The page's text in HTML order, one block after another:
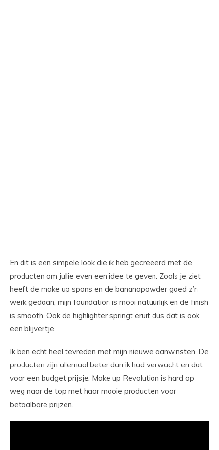
En dit is een simpele look die ik heb gecreëerd met de
producten om jullie even een idee te geven. Zoals je ziet
heeft de make up spons en de bananapowder goed z’n
werk gedaan, mijn foundation is mooi natuurlijk en de finish
is smooth. Ook de highlighter springt eruit dus dat is ook
een blijvertje.
Ik ben echt heel tevreden met mijn nieuwe aanwinsten. De
producten zijn allemaal beter dan ik had verwacht en dat
voor een budget prijsje. Make up Revolution is hard op
weg naar de top met haar mooie producten voor
betaalbare prijzen.